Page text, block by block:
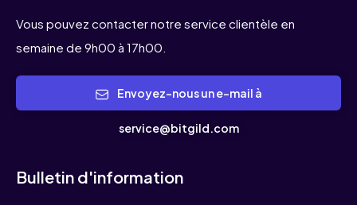
Vous pouvez contacter notre service clientèle en
semaine de 9h00 à 17h00.
service@bitgild.com
Bulletin d'information